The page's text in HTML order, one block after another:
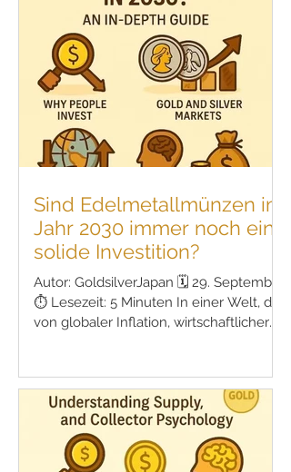
Sind Edelmetallmünzen im
Jahr 2030 immer noch eine
solide Investition?
Autor: GoldsilverJapan 🗓️ 29. September
⏱️ Lesezeit: 5 Minuten In einer Welt, die
von globaler Inflation, wirtschaftlicher
sich viele Investoren die Frage: Werden
Gold- und Silbermünzen auch im Jahr
2030 eine verlässliche Investition
bleiben? In diesem ausführlichen
Leitfaden behandeln wir: Warum